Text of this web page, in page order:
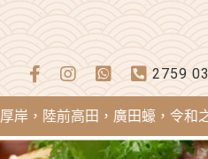
2759
高田，廣田蠔，令和之怪物